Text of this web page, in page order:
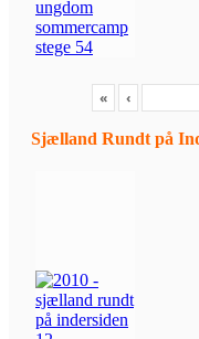
« ‹
Sjælland Rundt på